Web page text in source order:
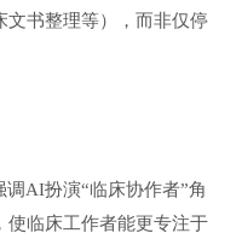
文书整理等），而非仅停
AI扮演“临床协作者”角
使临床工作者能更专注于